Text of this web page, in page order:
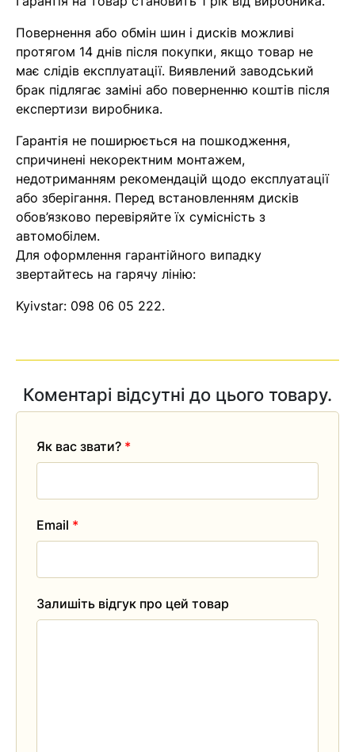
Помилка:Contact form не
знайдена.
Повернення або обмін шин і дисків можливі
протягом 14 днів після покупки, якщо товар не
має слідів експлуатації. Виявлений заводський
брак підлягає заміні або поверненню коштів після
експертизи виробника.
Гарантія не поширюється на пошкодження,
спричинені некоректним монтажем,
недотриманням рекомендацій щодо експлуатації
або зберігання. Перед встановленням дисків
обов’язково перевіряйте їх сумісність з
автомобілем.
Для оформлення гарантійного випадку
звертайтесь на гарячу лінію:
Kyivstar: 098 06 05 222.
Коментарі відсутні до цього товару.
Залишіть відгук про цей товар
Як вас звати? *
Email *